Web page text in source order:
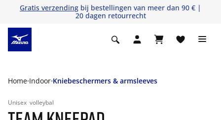
Gratis verzending bij bestellingen van meer dan 90 € |
20 dagen retourrecht
Home Indoor Kniebeschermers & armsleeves
Unisex volleybal